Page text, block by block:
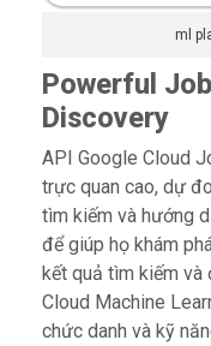
ml
Powerful
Discovery
API Google Cloud
trực quan cao, dự
tìm kiếm và hướng
để giúp họ khám
kết quả tìm kiếm và
Cloud Machine
chức danh và kỹ